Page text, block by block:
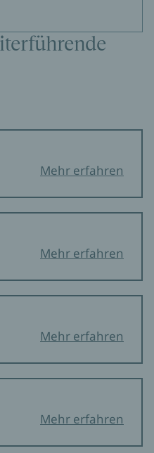
Mehr erfahren
Mehr erfahren
Mehr erfahren
Mehr erfahren